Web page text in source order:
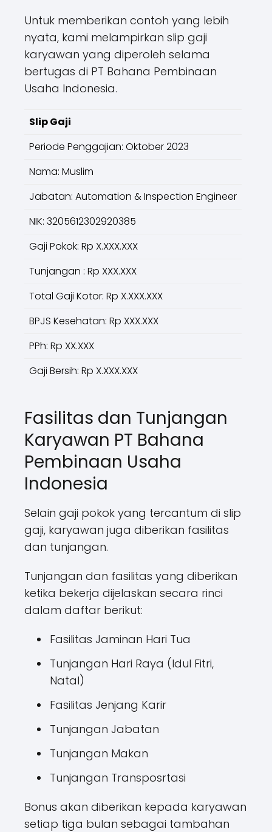
Untuk memberikan contoh yang lebih
nyata, kami melampirkan slip gaji
karyawan yang diperoleh selama
bertugas di PT Bahana Pembinaan
Usaha Indonesia.
Slip Gaji
Periode Penggajian: Oktober 2023
Nama: Muslim
Jabatan: Automation & Inspection Engineer
NIK: 3205612302920385
Gaji Pokok: Rp X.XXX.XXX
Tunjangan : Rp XXX.XXX
Total Gaji Kotor: Rp X.XXX.XXX
BPJS Kesehatan: Rp XXX.XXX
PPh: Rp XX.XXX
Gaji Bersih: Rp X.XXX.XXX
Fasilitas dan Tunjangan
Karyawan PT Bahana
Pembinaan Usaha
Indonesia
Selain gaji pokok yang tercantum di slip
gaji, karyawan juga diberikan fasilitas
dan tunjangan.
Tunjangan dan fasilitas yang diberikan
ketika bekerja dijelaskan secara rinci
dalam daftar berikut:
Fasilitas Jaminan Hari Tua
Tunjangan Hari Raya (Idul Fitri,
Natal)
Fasilitas Jenjang Karir
Tunjangan Jabatan
Tunjangan Makan
Tunjangan Transposrtasi
Bonus akan diberikan kepada karyawan
setiap tiga bulan sebagai tambahan